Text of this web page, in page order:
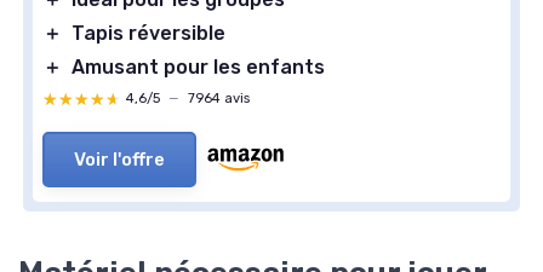
＋
Tapis réversible
＋ Amusant pour les enfants
★★★★★
★★★★★ 4,6/5 — 7964 avis
Voir l'offre